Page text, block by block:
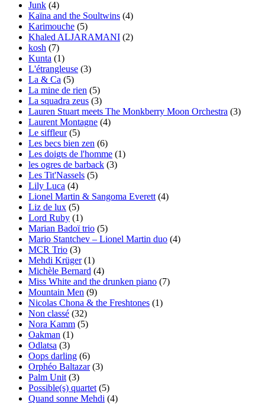
Junk (4)
Kaïna and the Soultwins (4)
Karimouche (5)
Khaled ALJARAMANI (2)
kosh (7)
Kunta (1)
L'étrangleuse (3)
La & Ca (5)
La mine de rien (5)
La squadra zeus (3)
Lauren Stuart meets The Monkberry Moon Orchestra (3)
Laurent Montagne (4)
Le siffleur(5)
Les becs bien zen (6)
Les doigts de l'homme (1)
les ogres de barback (3)
Les Tit'Nassels (5)
Lily Luca (4)
Lionel Martin & Sangoma Everett (4)
Liz de lux (5)
Lord Ruby (1)
Marian Badoï trio (5)
Mario Stantchev – Lionel Martin duo (4)
MCR Trio (3)
Mehdi Krüger(1)
Michèle Bernard (4)
Miss White and the drunken piano (7)
Mountain Men (9)
Nicolas Chona & the Freshtones (1)
Non classé (32)
Nora Kamm (5)
Oakman (1)
Odlatsa (3)
Oops darling (6)
Orphéo Baltazar(3)
Palm Unit (3)
Possible(s) quartet (5)
Quand sonne Mehdi (4)